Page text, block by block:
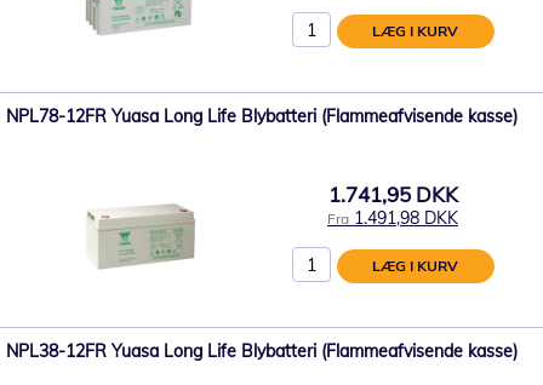
LÆG I KURV
NPL78-12FR Yuasa Long Life Blybatteri (Flammeafvisende kasse)
1.741,95 DKK
Fra 1.491,98 DKK
LÆG I KURV
NPL38-12FR Yuasa Long Life Blybatteri (Flammeafvisende kasse)